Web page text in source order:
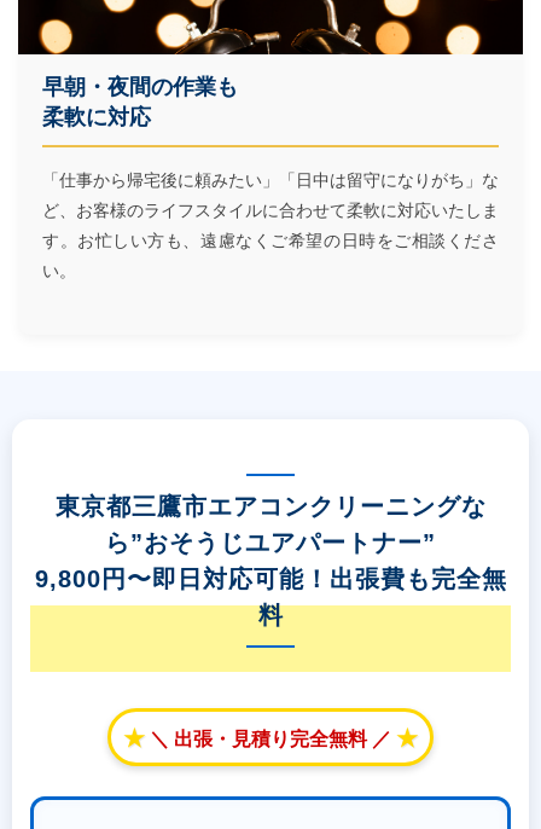
早朝・夜間の作業も
柔軟に対応
「仕事から帰宅後に頼みたい」「日中は留守になりがち」な
ど、お客様のライフスタイルに合わせて柔軟に対応いたしま
す。お忙しい方も、遠慮なくご希望の日時をご相談くださ
い。
東京都三鷹市エアコンクリーニングな
ら”おそうじユアパートナー”
9,800円〜即日対応可能！出張費も完全無
料
★ ＼ 出張・見積り完全無料 ／ ★